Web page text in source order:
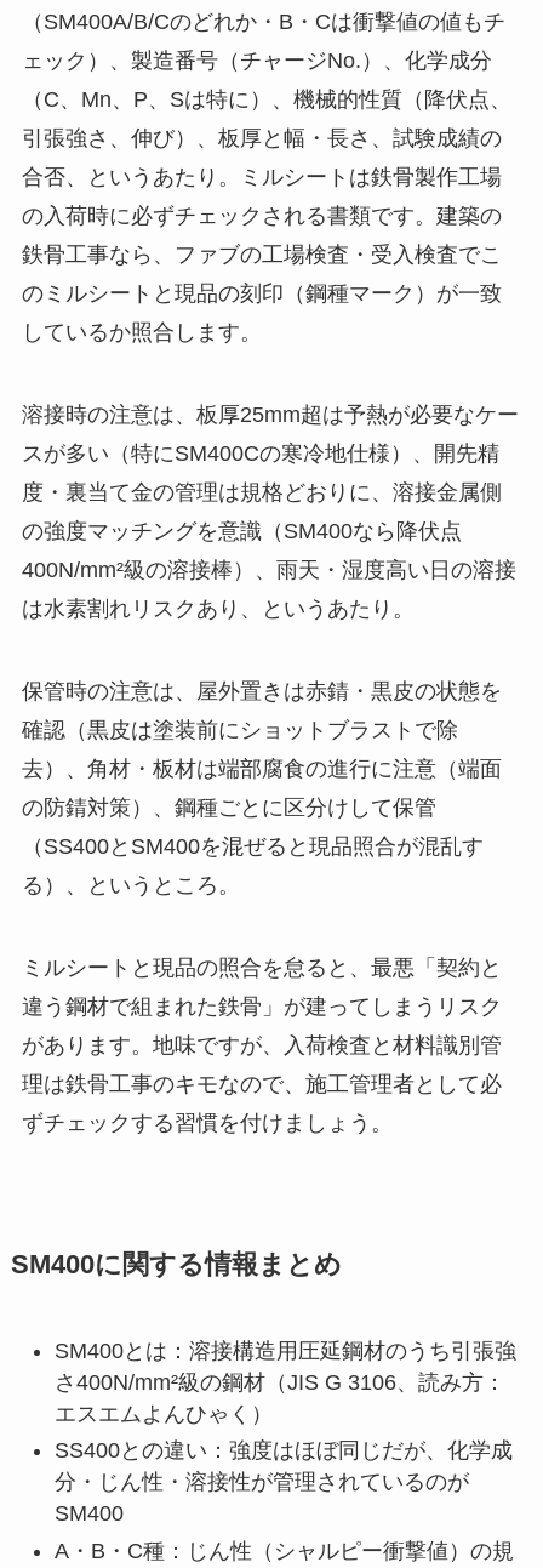
（SM400A/B/Cのどれか・B・Cは衝撃値の値もチ
ェック）、製造番号（チャージNo.）、化学成分
（C、Mn、P、Sは特に）、機械的性質（降伏点、
引張強さ、伸び）、板厚と幅・長さ、試験成績の
合否、というあたり。ミルシートは鉄骨製作工場
の入荷時に必ずチェックされる書類です。建築の
鉄骨工事なら、ファブの工場検査・受入検査でこ
のミルシートと現品の刻印（鋼種マーク）が一致
しているか照合します。
溶接時の注意は、板厚25mm超は予熱が必要なケー
スが多い（特にSM400Cの寒冷地仕様）、開先精
度・裏当て金の管理は規格どおりに、溶接金属側
の強度マッチングを意識（SM400なら降伏点
400N/mm²級の溶接棒）、雨天・湿度高い日の溶接
は水素割れリスクあり、というあたり。
保管時の注意は、屋外置きは赤錆・黒皮の状態を
確認（黒皮は塗装前にショットブラストで除
去）、角材・板材は端部腐食の進行に注意（端面
の防錆対策）、鋼種ごとに区分けして保管
（SS400とSM400を混ぜると現品照合が混乱す
る）、というところ。
ミルシートと現品の照合を怠ると、最悪「契約と
違う鋼材で組まれた鉄骨」が建ってしまうリスク
があります。地味ですが、入荷検査と材料識別管
理は鉄骨工事のキモなので、施工管理者として必
ずチェックする習慣を付けましょう。
SM400に関する情報まとめ
SM400とは：溶接構造用圧延鋼材のうち引張強
さ400N/mm²級の鋼材（JIS G 3106、読み方：
エスエムよんひゃく）
SS400との違い：強度はほぼ同じだが、化学成
分・じん性・溶接性が管理されているのが
SM400
A・B・C種：じん性（シャルピー衝撃値）の規